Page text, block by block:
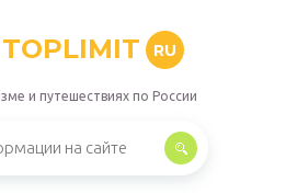
TOPLIMIT RU
и путешествиях по России